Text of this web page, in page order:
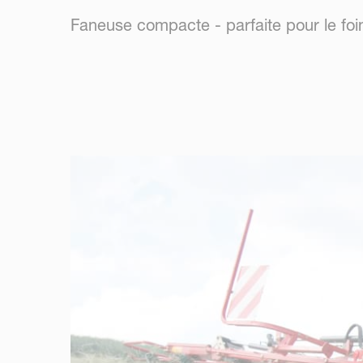
Faneuse compacte - parfaite pour le